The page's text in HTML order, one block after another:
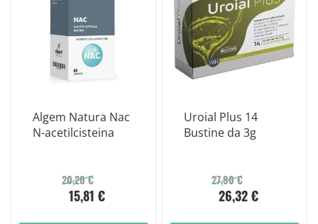
Algem Natura Nac
N-acetilcisteina
20,20 €
15,81 €
Uroial Plus 14
Bustine da 3g
27,90 €
26,32 €